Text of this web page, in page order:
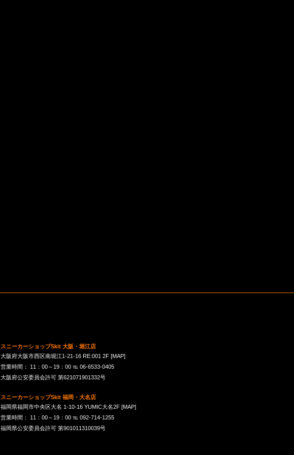
スニーカーショップSkit 大阪・堀江店
大阪府大阪市西区南堀江1-21-16 RE:001 2F [MAP]
営業時間： 11：00～19：00 ℡ 06-6533-0405
大阪府公安委員会許可 第621071901332号
スニーカーショップSkit 福岡・大名店
福岡県福岡市中央区大名 1-10-16 YUMIC大名2F [MAP]
営業時間： 11：00～19：00 ℡ 092-714-1255
福岡県公安委員会許可 第901011310039号